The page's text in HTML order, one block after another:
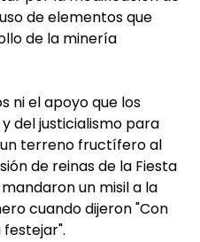
de elementos que
de la minería
ni el apoyo que los
del justicialismo para
terreno fructífero al
de reinas de la Fiesta
un misil a la
cuando dijeron "Con